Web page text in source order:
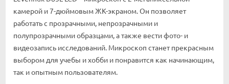
камерой и 7-дюймовым ЖК-экраном. Он позволяет
работать с прозрачными, непрозрачными и
полупрозрачными образцами, а также вести фото- и
видеозапись исследований. Микроскоп станет прекрасным
выбором для учебы и хобби и понравится как начинающим,
так и опытным пользователям.